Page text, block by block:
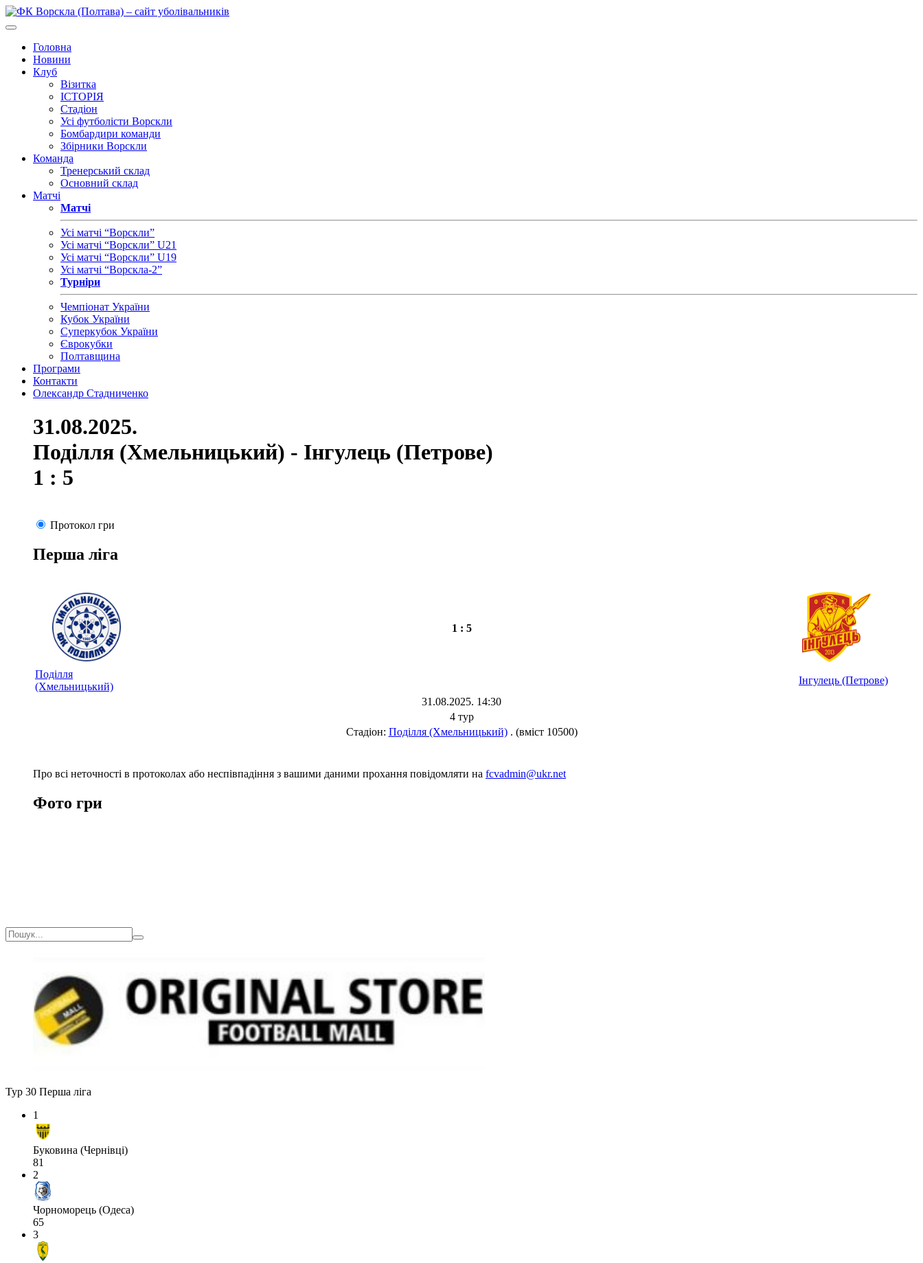
Головна
Новини
Клуб
Візитка
ІСТОРІЯ
Стадіон
Усі футболісти Ворскли
Бомбардири команди
Збірники Ворскли
Команда
Тренерський склад
Основний склад
Матчі
Матчі
Усі матчі “Ворскли”
Усі матчі “Ворскли” U21
Усі матчі “Ворскли” U19
Усі матчі “Ворскла-2”
Турніри
Чемпіонат України
Кубок України
Суперкубок України
Єврокубки
Полтавщина
Програми
Контакти
Олександр Стадниченко
31.08.2025.
Поділля (Хмельницький) - Інгулець (Петрове)
1 : 5
Протокол гри
Перша ліга
1 : 5
Поділля
(Хмельницький)
Інгулець (Петрове)
31.08.2025. 14:30
4 тур
Стадіон: Поділля (Хмельницький). (вміст 10500)
Про всі неточності в протоколах або неспівпадіння з вашими даними прохання повідомляти на fcvadmin@ukr.net
Фото гри
Тур 30 Перша ліга
1
Буковина (Чернівці)
81
2
Чорноморець (Одеса)
65
3